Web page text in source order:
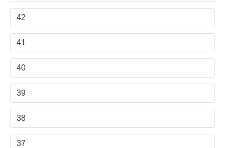
42
41
40
39
38
37